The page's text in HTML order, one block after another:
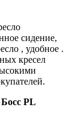
сидение,
, удобное .
кресел
PL